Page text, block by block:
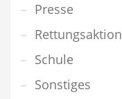
Presse
Rettungsaktion
Schule
Sonstiges